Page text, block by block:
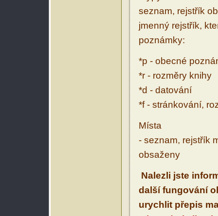
seznam, rejstřík
jmenný rejstřík,
poznámky:
*p - obecné
*r - rozměry knihy
*d - datování
*f - stránkování,
Místa
- seznam, rejstřík
obsaženy
Nalezli jste
další fungování
urychlit přepis